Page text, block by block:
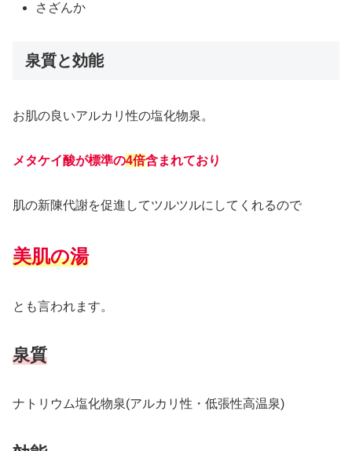
さざんか
泉質と効能
お肌の良いアルカリ性の塩化物泉。
メタケイ酸が標準の4倍含まれており
肌の新陳代謝を促進してツルツルにしてくれるので
美肌の湯
とも言われます。
泉質
ナトリウム塩化物泉(アルカリ性・低張性高温泉)